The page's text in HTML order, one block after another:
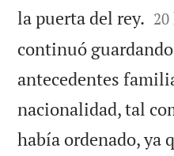
la puerta del rey. 

20
continuó
antecedentes
nacionalidad, tal
había ordenado, ya